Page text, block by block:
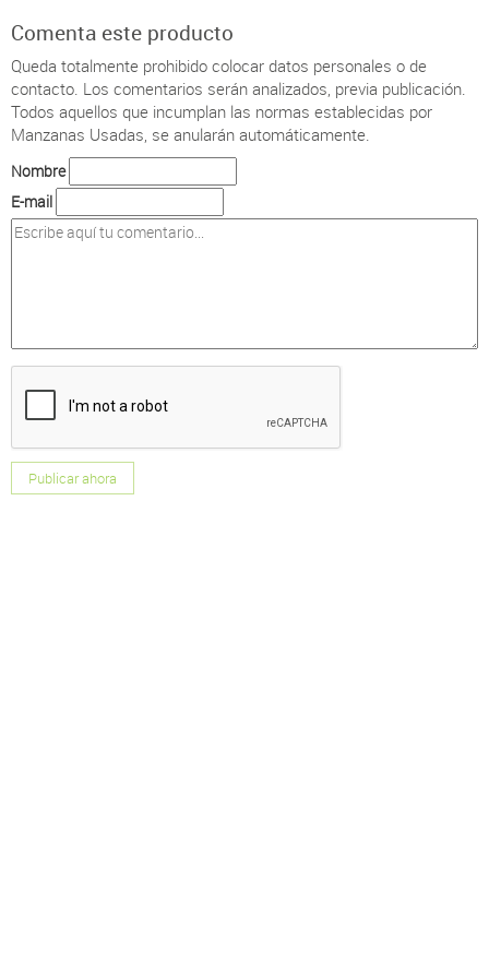
Comenta este producto
Queda totalmente prohibido colocar datos personales o de
contacto. Los comentarios serán analizados, previa publicación.
Todos aquellos que incumplan las normas establecidas por
Manzanas Usadas, se anularán automáticamente.
Nombre
E-mail